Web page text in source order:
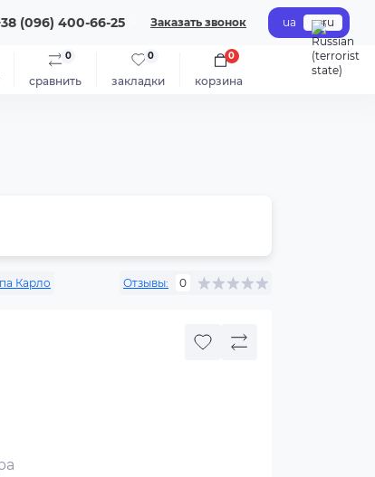
(096) 400-66-25 Заказать звонок ua ru
сравнить
0
закладки
0
корзина
0
Карло Отзывы: 0